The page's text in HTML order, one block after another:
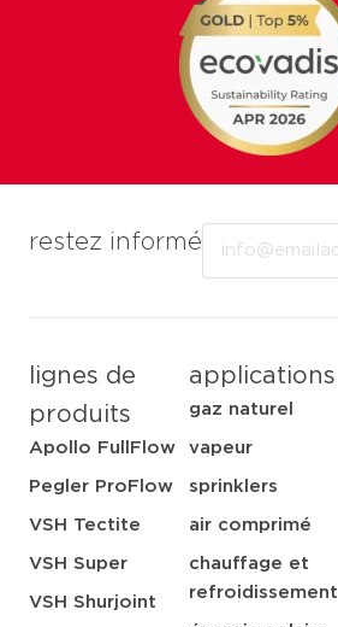
restez informé
lignes de
produits
Apollo FullFlow
Pegler ProFlow
VSH Tectite
VSH Super
VSH Shurjoint
applications
gaz naturel
vapeur
sprinklers
air comprimé
chauffage et
refroidissement